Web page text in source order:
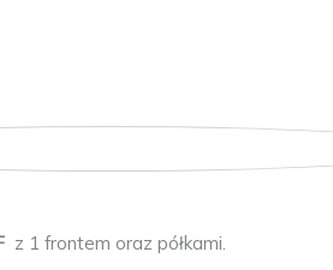
z 1 frontem oraz półkami.